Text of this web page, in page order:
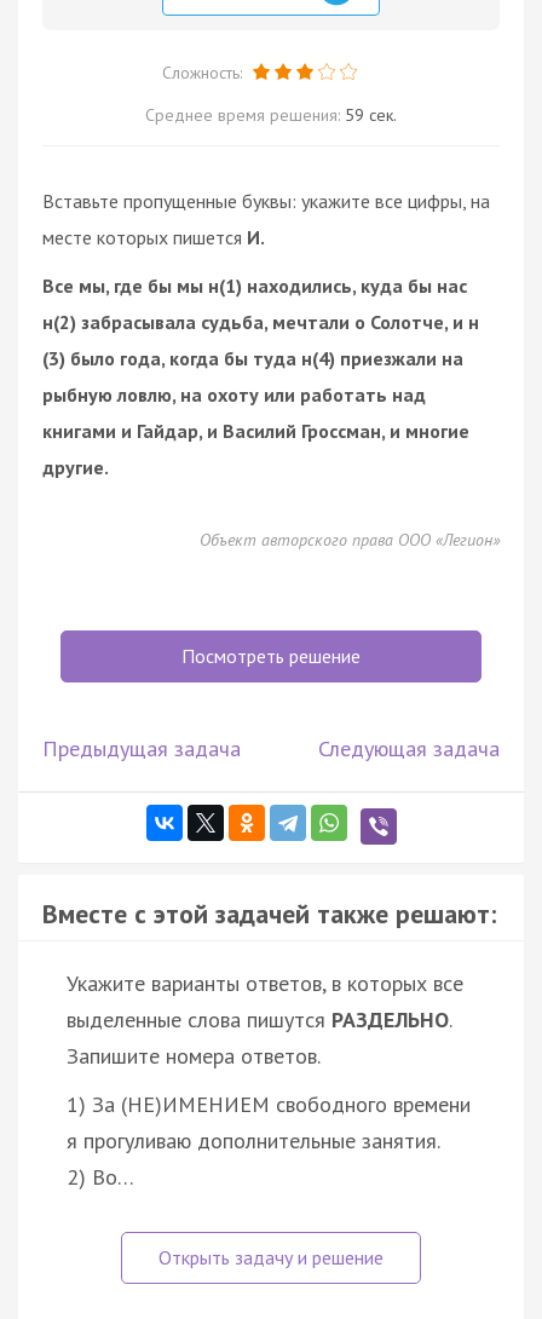
Сложность:
Среднее время решения: 59 сек.
Вставьте пропущенные буквы: укажите все цифры, на
месте которых пишется И.
Все мы, где бы мы н(1) находились, куда бы нас
н(2) забрасывала судьба, мечтали о Солотче, и н
(3) было года, когда бы туда н(4) приезжали на
рыбную ловлю, на охоту или работать над
книгами и Гайдар, и Василий Гроссман, и многие
другие.
Объект авторского права ООО «Легион»
Посмотреть решение
Предыдущая задача Следующая задача
Вместе с этой задачей также решают:
Укажите варианты ответов, в которых все
выделенные слова пишутся РАЗДЕЛЬНО.
Запишите номера ответов.
1) За (НЕ)ИМЕНИЕМ свободного времени
я прогуливаю дополнительные занятия.
2) Во…